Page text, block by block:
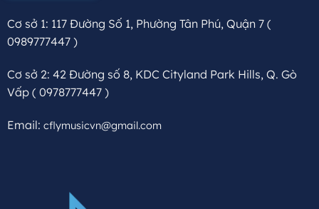
Cơ sở 1: 117 Đường Số 1, Phường Tân Phú, Quận 7 (
0989777447 )
Cơ sở 2: 42 Đường số 8, KDC Cityland Park Hills, Q. Gò
Vấp( 0978777447 )
Email: cflymusicvn@gmail.com